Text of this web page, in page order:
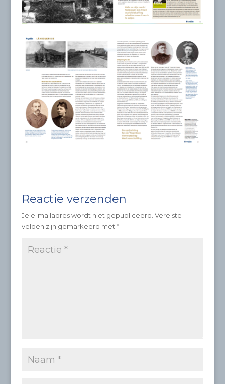
Reactie verzenden
Je e-mailadres wordt niet gepubliceerd. Vereiste
velden zijn gemarkeerd met *